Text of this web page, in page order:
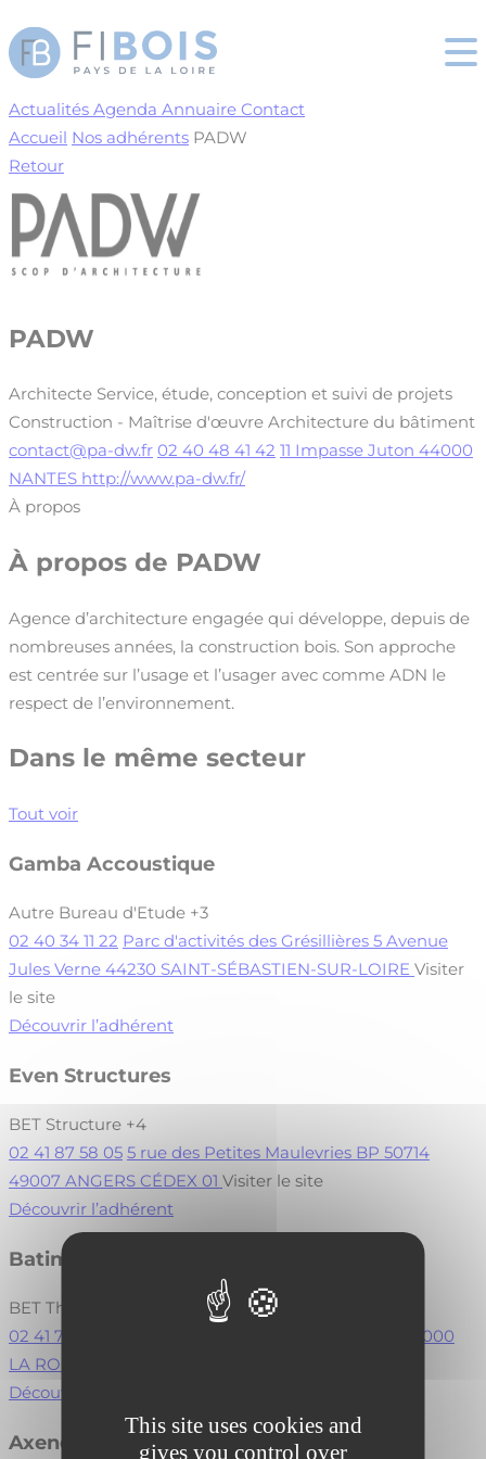
This site uses cookies and
gives you control over
Actualités Agenda Annuaire Contact
Accueil Nos adhérents PADW
Retour
PADW
Architecte Service, étude, conception et suivi de projets
Construction - Maîtrise d'œuvre Architecture du bâtiment
contact@pa-dw.fr 02 40 48 41 42 11 Impasse Juton 44000
NANTES http://www.pa-dw.fr/
À propos
À propos de PADW
Agence d’architecture engagée qui développe, depuis de
nombreuses années, la construction bois. Son approche
est centrée sur l’usage et l’usager avec comme ADN le
respect de l’environnement.
Dans le même secteur
Tout voir
Gamba Accoustique
Autre Bureau d'Etude +3
02 40 34 11 22 Parc d'activités des Grésillières 5 Avenue
Jules Verne 44230 SAINT-SÉBASTIEN-SUR-LOIRE Visiter
le site
Découvrir l’adhérent
Even Structures
BET Structure +4
02 41 87 58 05 5 rue des Petites Maulevries BP 50714
49007 ANGERS CÉDEX 01 Visiter le site
Découvrir l’adhérent
Batimgie – Agence La Roche Sur Yon
BET Thermique / Energie / Fluide
02 41 76 12 89
30 rue Faraday Immeuble Orcarat 85000
LA ROCHE SUR YON
Découvrir l’adhérent
Axenergie